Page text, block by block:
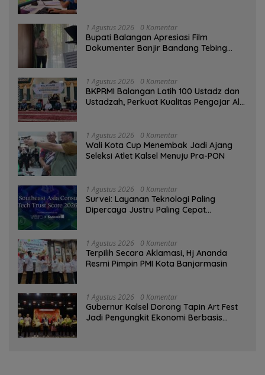
1 Agustus 2026 0 Komentar
Bupati Balangan Apresiasi Film
Dokumenter Banjir Bandang Tebing
1 Agustus 2026 0 Komentar
BKPRMI Balangan Latih 100 Ustadz dan
Ustadzah, Perkuat Kualitas Pengajar Al-
1 Agustus 2026 0 Komentar
Wali Kota Cup Menembak Jadi Ajang
Seleksi Atlet Kalsel Menuju Pra-PON
1 Agustus 2026 0 Komentar
Survei: Layanan Teknologi Paling
Dipercaya Justru Paling Cepat
1 Agustus 2026 0 Komentar
‎Terpilih Secara Aklamasi, Hj Ananda
Resmi Pimpin PMI Kota Banjarmasin
1 Agustus 2026 0 Komentar
Gubernur Kalsel Dorong Tapin Art Fest
Jadi Pengungkit Ekonomi Berbasis